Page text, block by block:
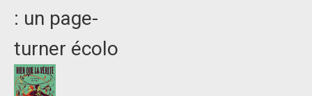
: un page-
turner écolo